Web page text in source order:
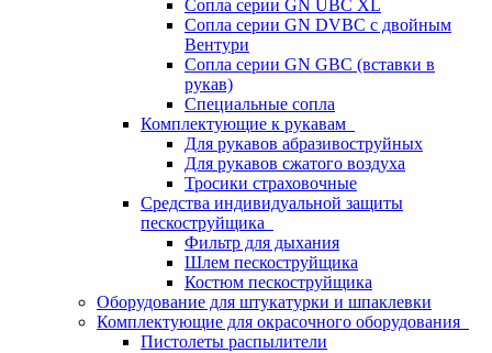
Сопла серии GN UBC XL
Сопла серии GN DVBC с двойным
Вентури
Сопла серии GN GBC (вставки в
рукав)
Специальные сопла
Комплектующие к рукавам
Для рукавов абразивоструйных
Для рукавов сжатого воздуха
Тросики страховочные
Средства индивидуальной защиты
пескоструйщика
Фильтр для дыхания
Шлем пескоструйщика
Костюм пескоструйщика
Оборудование для штукатурки и шпаклевки
Комплектующие для окрасочного оборудования
Пистолеты распылители